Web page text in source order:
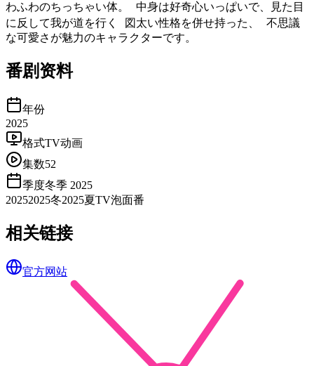
わふわのちっちゃい体。 中身は好奇心いっぱいで、見た目
に反して我が道を行く 図太い性格を併せ持った、 不思議
な可愛さが魅力のキャラクターです。
番剧资料
年份
2025
格式TV动画
集数52
季度冬季 2025
20252025冬2025夏TV泡面番
相关链接
官方网站